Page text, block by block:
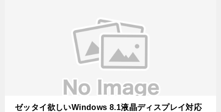
ゼッタイ欲しいWindows 8.1液晶ディスプレイ対応